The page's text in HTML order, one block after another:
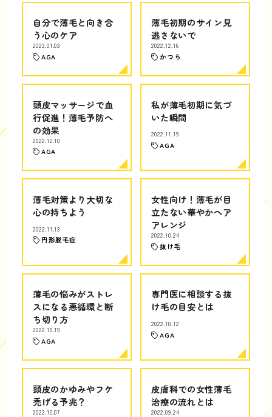
自分で薄毛と向き合
う心のケア
2023.01.03
AGA
薄毛初期のサイン見
逃さないで
2022.12.16
かつら
頭皮マッサージで血
行促進！薄毛予防へ
の効果
2022.12.10
AGA
私が薄毛初期に気づ
いた瞬間
2022.11.19
AGA
薄毛対策より大切な
心の持ちよう
2022.11.13
円形脱毛症
女性向け！薄毛が目
立たない華やかヘア
アレンジ
2022.10.24
抜け毛
薄毛の悩みがストレ
スになる悪循環と断
ち切り方
2022.10.19
AGA
専門医に相談する抜
け毛の目安とは
2022.10.12
AGA
頭皮のかゆみやフケ
禿げる予兆？
2022.10.07
皮膚科での女性薄毛
治療の流れとは
2022.09.24